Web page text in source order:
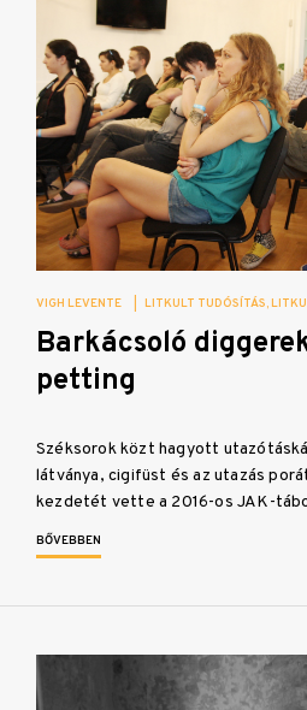
VIGH LEVENTE LITKULT TUDÓSÍTÁS
Barkácsoló
petting
Széksorok közt hagyott
látványa, cigifüst és az utazás
kezdetét vette a 2016-os JAK-
BŐVEBBEN